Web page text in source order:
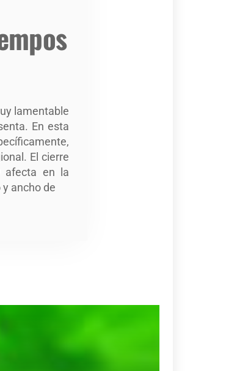
lamentable
En esta
El cierre
afecta en la
ancho de